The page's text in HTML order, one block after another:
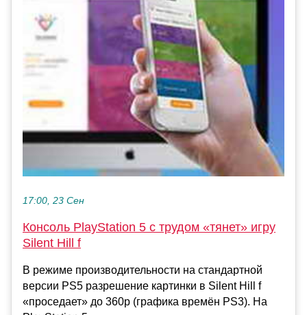
17:00, 23 Сен
Консоль PlayStation 5 с трудом «тянет» игру
Silent Hill f
В режиме производительности на стандартной
версии PS5 разрешение картинки в Silent Hill f
«проседает» до 360p (графика времён PS3). На